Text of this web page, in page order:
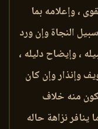
، وإعلامه بما
النجاة وإن ورد
، وإيضاح دليله ،
وإنذار وإن كان
منه خلاف
ينافر نزاهة حاله